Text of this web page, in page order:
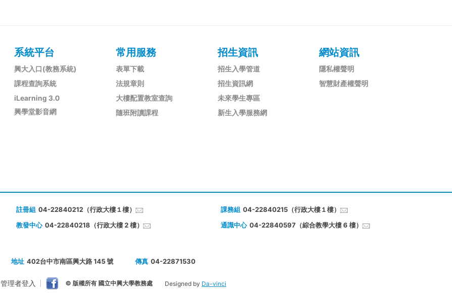
系統平台
興大入口(教務系統)
課程查詢系統
iLearning 3.0
興學堂影音網
常用服務
表單下載
法規章則
大樓配置教室查詢
隨班附讀課程
招生資訊
招生入學管道
招生資訊網
未來學生專區
新生入學服務網
網站資訊
隱私權聲明
智慧財產權聲明
註冊組 04-22840212（行政大樓１樓） 課務組 04-22840215（行政大樓１樓）
教發中心 04-22840218（行政大樓 2 樓） 通識中心 04-22840597（綜合教學大樓 6 樓）
地址 402台中市南區興大路 145 號 傳真 04-22871530
管理者登入 © 版權所有 國立中興大學教務處 Designed by Da-vinci